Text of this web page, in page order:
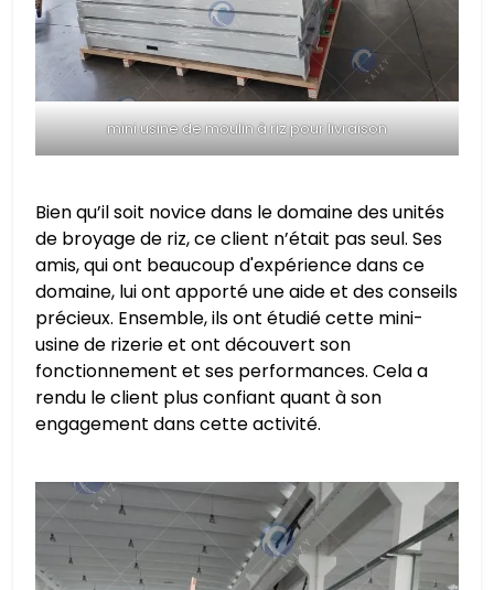
mini usine de moulin à riz pour livraison
Bien qu’il soit novice dans le domaine des unités
de broyage de riz, ce client n’était pas seul. Ses
amis, qui ont beaucoup d'expérience dans ce
domaine, lui ont apporté une aide et des conseils
précieux. Ensemble, ils ont étudié cette mini-
usine de rizerie et ont découvert son
fonctionnement et ses performances. Cela a
rendu le client plus confiant quant à son
engagement dans cette activité.